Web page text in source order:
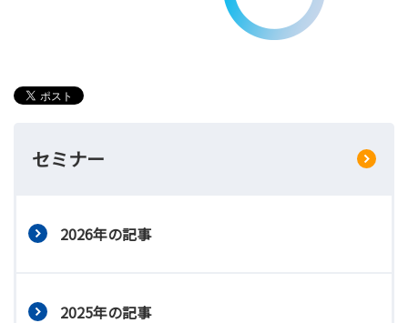
セミナー
2026年の記事
2025年の記事